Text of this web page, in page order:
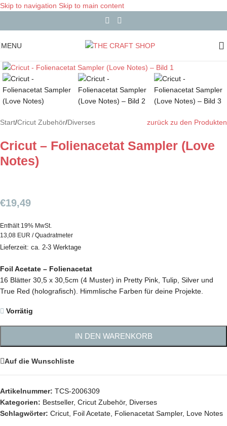
Skip to navigation Skip to main content
MENU
Start/Cricut Zubehör/Diverses zurück zu den Produkten
Cricut – Folienacetat Sampler (Love
Notes)
€19,49
Enthält 19% MwSt.
13,08 EUR / Quadratmeter
Lieferzeit: ca. 2-3 Werktage
Foil Acetate – Folienacetat
16 Blätter 30,5 x 30,5cm (4 Muster) in Pretty Pink, Tulip, Silver und
True Red (holografisch). Himmlische Farben für deine Projekte.
Vorrätig
IN DEN WARENKORB
Auf die Wunschliste
Artikelnummer: TCS-2006309
Kategorien: Bestseller, Cricut Zubehör, Diverses
Schlagwörter: Cricut, Foil Acetate, Folienacetat Sampler, Love Notes